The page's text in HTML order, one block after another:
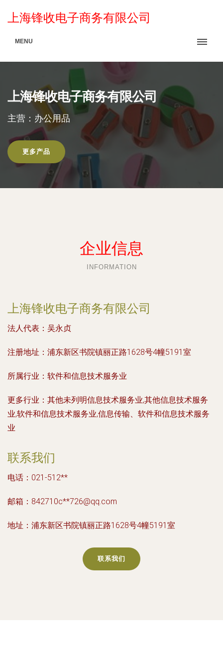
上海锋收电子商务有限公司
MENU
上海锋收电子商务有限公司
主营：办公用品
更多产品
企业信息
INFORMATION
上海锋收电子商务有限公司
法人代表： 吴永贞
注册地址： 浦东新区书院镇丽正路1628号4幢5191室
所属行业： 软件和信息技术服务业
更多行业： 其他未列明信息技术服务业,其他信息技术服务
业,软件和信息技术服务业,信息传输、软件和信息技术服务
业
联系我们
电话：021-512**
邮箱：842710c**726@qq.com
地址：浦东新区书院镇丽正路1628号4幢5191室
联系我们